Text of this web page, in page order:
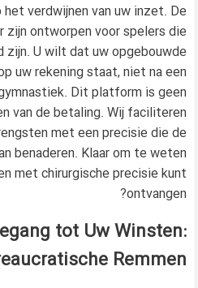
verdwijnen van uw inzet. De
ontworpen voor spelers die
zijn. U wilt dat uw opgebouwde
uw rekening staat, niet na een
Dit platform is geen
van de betaling. Wij faciliteren
met een precisie die de
benaderen. Klaar om te weten
met chirurgische precisie kunt
ontvangen?
tot Uw Winsten:
Remmen